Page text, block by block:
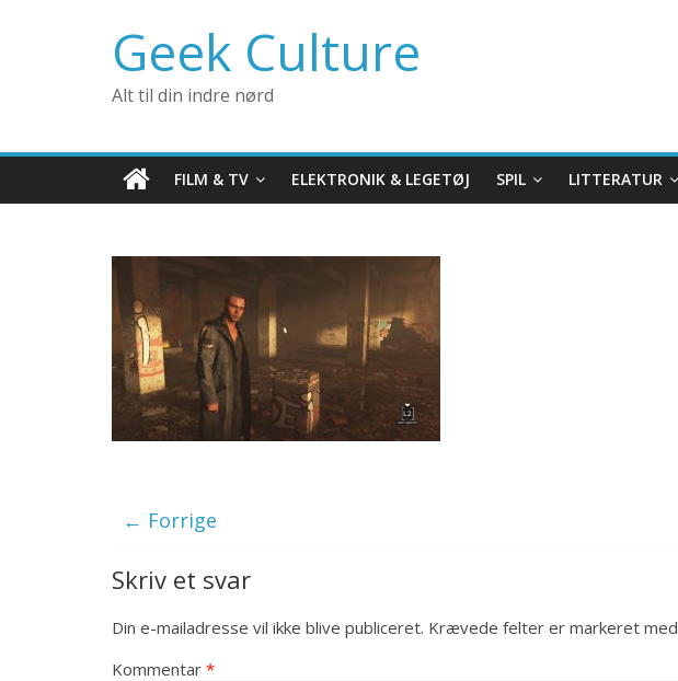
Geek Culture
Alt til din indre nørd
FILM & TV ELEKTRONIK & LEGETØJ SPIL LITTERATUR
← Forrige
Skriv et svar
Din e-mailadresse vil ikke blive publiceret. Krævede felter er markeret med
Kommentar *